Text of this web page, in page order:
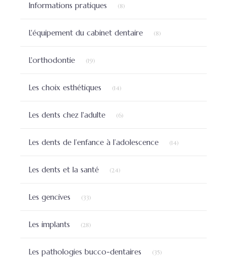
Informations pratiques (8)
L'équipement du cabinet dentaire (8)
L'orthodontie (19)
Les choix esthétiques (14)
Les dents chez l'adulte (6)
Les dents de l’enfance à l’adolescence (14)
Les dents et la santé (24)
Les gencives (33)
Les implants (28)
Les pathologies bucco-dentaires (35)